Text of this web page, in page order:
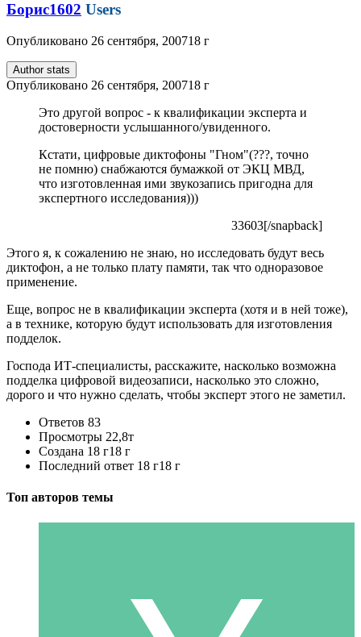
Борис1602 Users
Опубликовано 26 сентября, 200718 г
Author stats
Опубликовано 26 сентября, 200718 г
Это другой вопрос - к квалификации эксперта и
достоверности услышанного/увиденного.
Кстати, цифровые диктофоны "Гном"(???, точно
не помню) снабжаются бумажкой от ЭКЦ МВД,
что изготовленная ими звукозапись пригодна для
экспертного исследования)))
33603[/snapback]
Этого я, к сожалению не знаю, но исследовать будут весь
диктофон, а не только плату памяти, так что одноразовое
применение.
Еще, вопрос не в квалификации эксперта (хотя и в ней тоже),
а в технике, которую будут использовать для изготовления
подделок.
Господа ИТ-специалисты, расскажите, насколько возможна
подделка цифровой видеозаписи, насколько это сложно,
дорого и что нужно сделать, чтобы эксперт этого не заметил.
Ответов 83
Просмотры 22,8т
Создана 18 г18 г
Последний ответ 18 г18 г
Топ авторов темы